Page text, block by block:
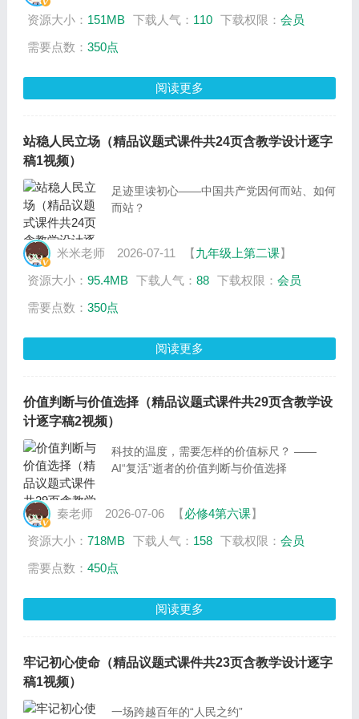
资源大小： 151MB 下载人气： 110 下载权限： 会员
需要点数： 350点
阅读更多
站稳人民立场（精品议题式课件共24页含教学设计逐字
稿1视频）
足迹里读初心——中国共产党因何而站、如何
而站？
米米老师 2026-07-11 【九年级上第二课】
资源大小： 95.4MB 下载人气： 88 下载权限： 会员
需要点数： 350点
阅读更多
价值判断与价值选择（精品议题式课件共29页含教学设
计逐字稿2视频）
科技的温度，需要怎样的价值标尺？ ——
AI“复活”逝者的价值判断与价值选择
秦老师 2026-07-06 【必修4第六课】
资源大小： 718MB 下载人气： 158 下载权限： 会员
需要点数： 450点
阅读更多
牢记初心使命（精品议题式课件共23页含教学设计逐字
稿1视频）
一场跨越百年的“人民之约”